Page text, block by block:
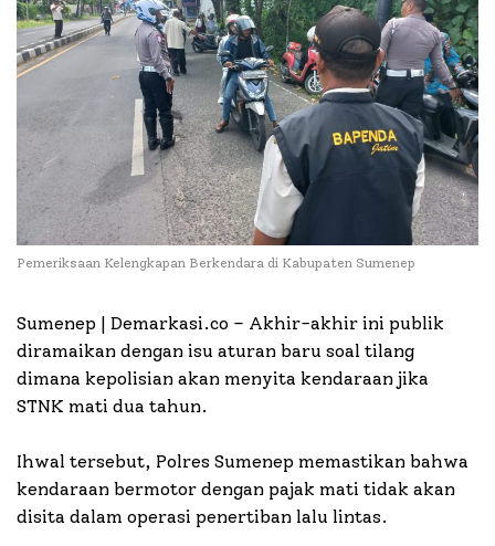
Pemeriksaan Kelengkapan Berkendara di Kabupaten Sumenep
Sumenep | Demarkasi.co – Akhir-akhir ini publik
diramaikan dengan isu aturan baru soal tilang
dimana kepolisian akan menyita kendaraan jika
STNK mati dua tahun.
Ihwal tersebut, Polres Sumenep memastikan bahwa
kendaraan bermotor dengan pajak mati tidak akan
disita dalam operasi penertiban lalu lintas.